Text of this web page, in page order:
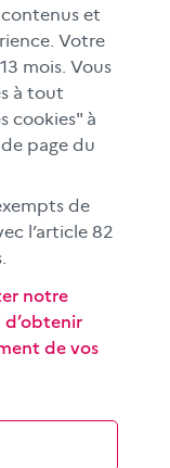
à la lettre
ici →
et
Votre
mois. Vous
à tout
cookies" à
page du
de
l’article 82
notre
de vos